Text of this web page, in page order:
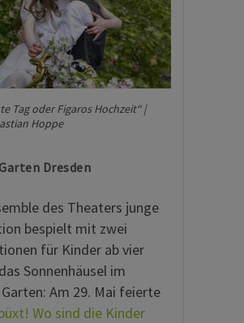
Tag oder Figaros Hochzeit“ |
Hoppe
Dresden
des Theaters junge
bespielt mit zwei
für Kinder ab vier
Sonnenhäusel im
Am 29. Mai feierte
Wo sind die Kinder